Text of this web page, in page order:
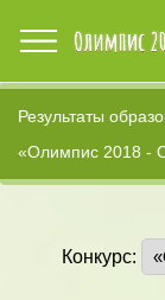
Результаты
«Олимпис 2018 -
Конкурс: